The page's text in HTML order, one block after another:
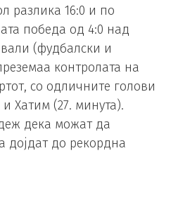
разлика 16:0 и по
победа од 4:0 над
(фудбалски и
контролата на
со одличните голови
Хатим (27. минута).
дека можат да
дојдат до рекордна